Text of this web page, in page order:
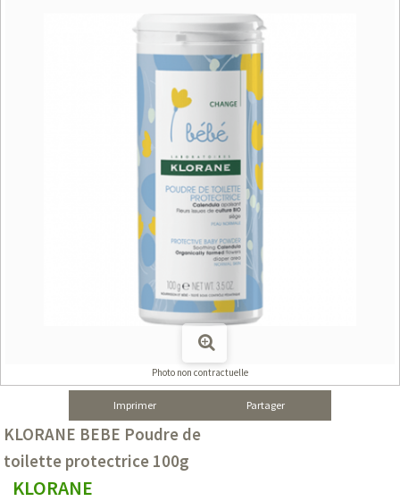
Photo non contractuelle
Imprimer Partager
KLORANE BEBE Poudre de
toilette protectrice 100g
KLORANE